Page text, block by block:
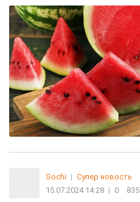
Sochi | Супер новость
15.07.2024 14:28 | 0 835